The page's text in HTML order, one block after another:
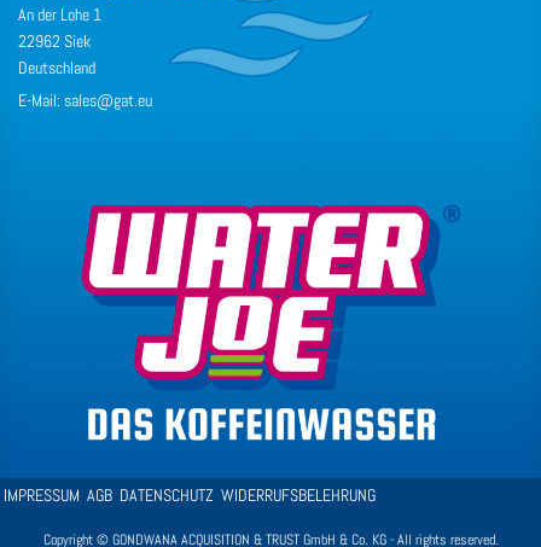
An der Lohe 1
22962 Siek
Deutschland
E-Mail: sales@gat.eu
IMPRESSUM AGB DATENSCHUTZ WIDERRUFSBELEHRUNG
Copyright © GONDWANA ACQUISITION & TRUST GmbH & Co. KG - All rights reserved.